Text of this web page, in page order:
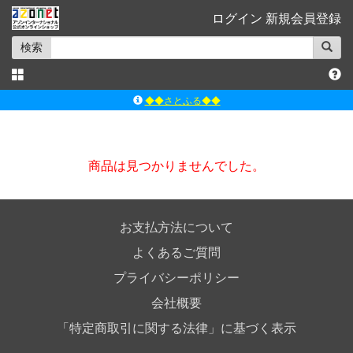
ログイン 新規会員登録
検索
◆◆さとふる◆◆
ｱｿﾞﾝｵﾝﾗｲﾝｼｮｯﾌﾟX
商品は見つかりませんでした。
お支払方法について
よくあるご質問
プライバシーポリシー
会社概要
「特定商取引に関する法律」に基づく表示